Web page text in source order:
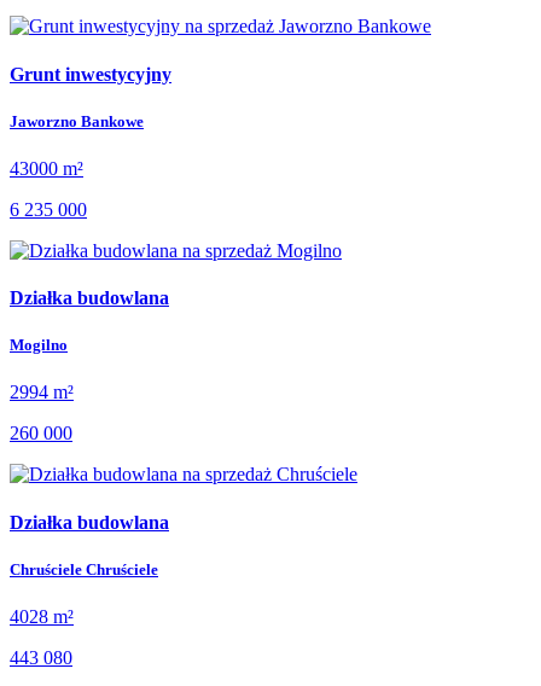
Grunt inwestycyjny
Jaworzno Bankowe
43000 m²
6 235 000
Działka budowlana
Mogilno
2994 m²
260 000
Działka budowlana
Chruściele Chruściele
4028 m²
443 080